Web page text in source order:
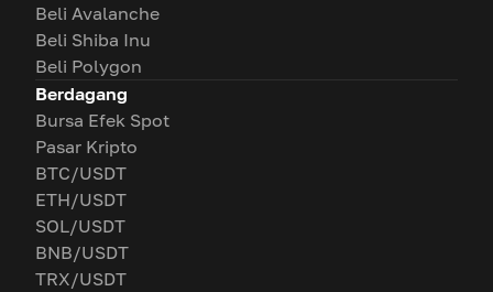
Beli Avalanche
Beli Shiba Inu
Beli Polygon
Berdagang
Bursa Efek Spot
Pasar Kripto
BTC/USDT
ETH/USDT
SOL/USDT
BNB/USDT
TRX/USDT